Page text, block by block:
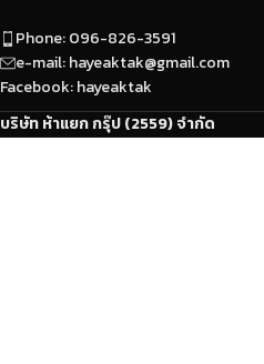
Phone: 096-826-3591
e-mail: hayeaktak@gmail.com
Facebook: hayeaktak
บริษัท ห้าแยก กรุ๊ป (2559) จำกัด